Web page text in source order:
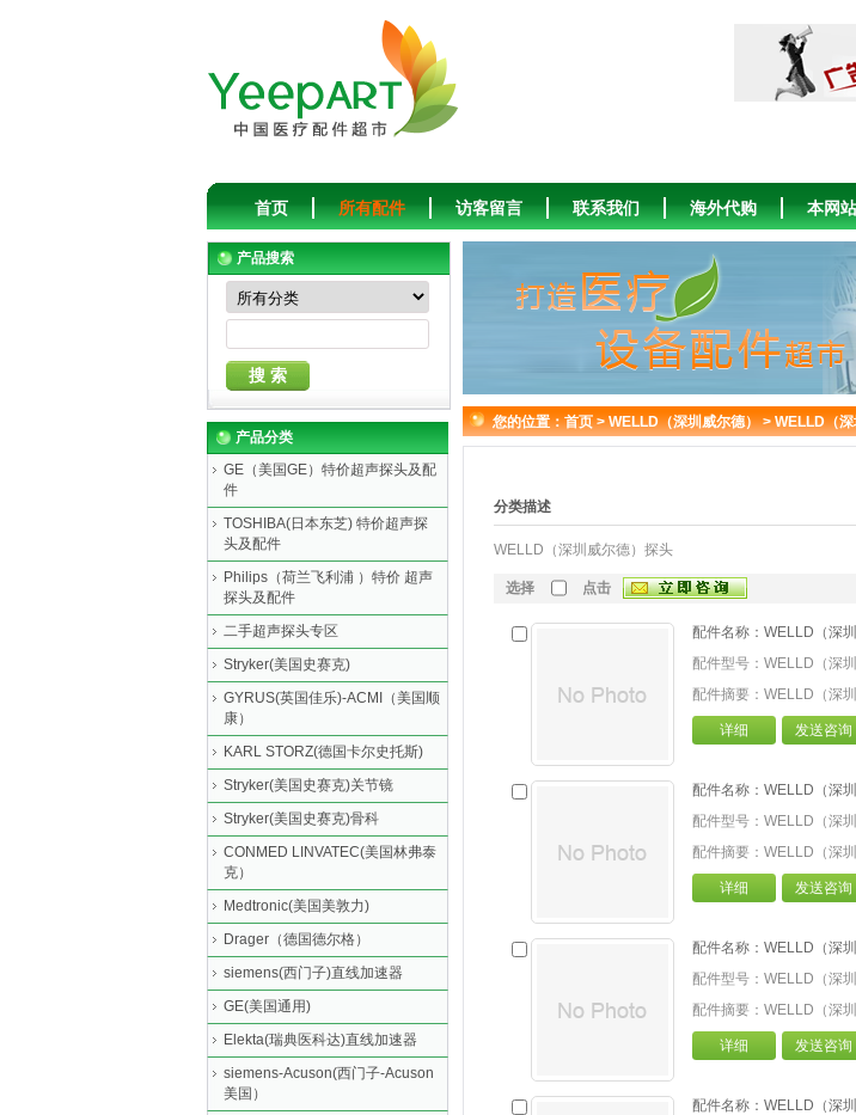
首页 所有配件 访客留言 联系我们 海外代购 本网
您的位置：首页>WELLD（深圳威尔德）>WELLD（
分类描述
WELLD（深圳威尔德）探头
选择 点击
配件名称：WELLD（深
配件型号：WELLD（深
配件摘要：WELLD（深
详细 发送咨询
配件名称：WELLD（深
配件型号：WELLD（深
配件摘要：WELLD（深
详细 发送咨询
配件名称：WELLD（深
配件型号：WELLD（深
配件摘要：WELLD（深
详细 发送咨询
配件名称：WELLD（深
产品搜索
产品分类
GE（美国GE）特价超声探头及配
件
TOSHIBA(日本东芝) 特价超声探
头及配件
Philips（荷兰飞利浦 ）特价 超声
探头及配件
二手超声探头专区
Stryker(美国史赛克)
GYRUS(英国佳乐)-ACMI（美国顺
康）
KARL STORZ(德国卡尔史托斯)
Stryker(美国史赛克)关节镜
Stryker(美国史赛克)骨科
CONMED LINVATEC(美国林弗泰
克）
Medtronic(美国美敦力)
Drager（德国德尔格）
siemens(西门子)直线加速器
GE(美国通用)
Elekta(瑞典医科达)直线加速器
siemens-Acuson(西门子-Acuson
美国）